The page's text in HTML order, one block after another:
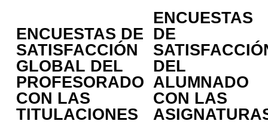
ENCUESTAS DE
SATISFACCIÓN
GLOBAL DEL
PROFESORADO
CON LAS
TITULACIONES
ENCUESTAS
DE
DEL
ALUMNADO
CON LAS